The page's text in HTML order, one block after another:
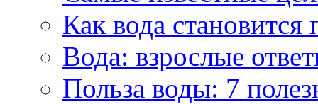
Как вода становится
Вода: взрослые
Польза воды: 7